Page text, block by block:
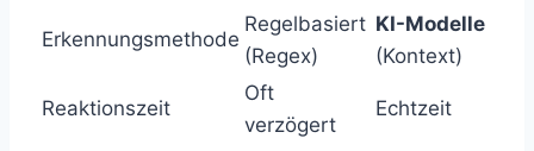
Erkennungsmethode
Regelbasiert
(Regex)
KI-Modelle
(Kontext)
Reaktionszeit
Oft
verzögert
Echtzeit